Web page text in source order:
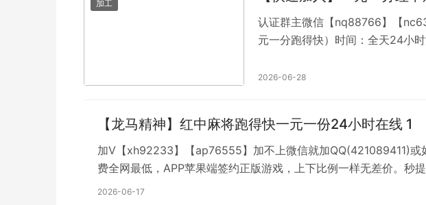
加工
认证群主微信【nq88766】【
元一分跑得快）时间：全天24小
频繁就换一个加一元一分麻将群
2026-06-28
【龙马精神】红中麻将跑得快一元一份24小时在线 1
加V【xh92233】【ap76555】加不上微信就加QQ(421089411)或
费全网最低，APP苹果端签约正版游戏，上下比例一样无差价。秒提 自动结账、在线上桌、无需建群寂寞的
夜晚不如来打麻将吧，喜欢再玩，绝不勉强！虽然我不能保证你在
2026-06-17